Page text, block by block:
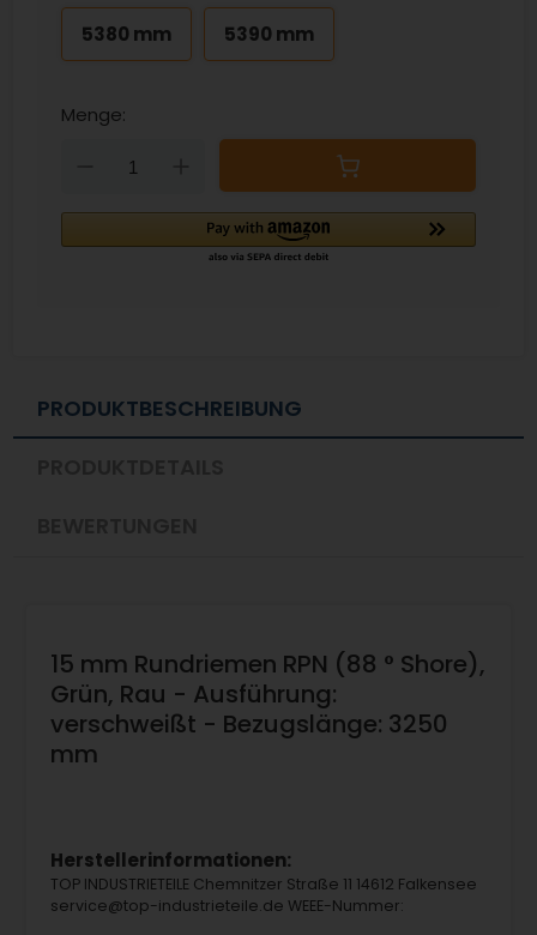
5380 mm 5390 mm
Menge:
Down
PRODUKTBESCHREIBUNG
15 mm Rundriemen RPN (88 ° Shore),
Grün, Rau - Ausführung:
verschweißt - Bezugslänge: 3250
mm
Herstellerinformationen:
TOP INDUSTRIETEILE Chemnitzer Straße 11 14612 Falkensee
service@top-industrieteile.de WEEE-Nummer: